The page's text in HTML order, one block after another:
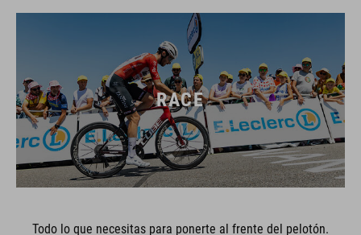
RACE
Todo lo que necesitas para ponerte al frente del pelotón.